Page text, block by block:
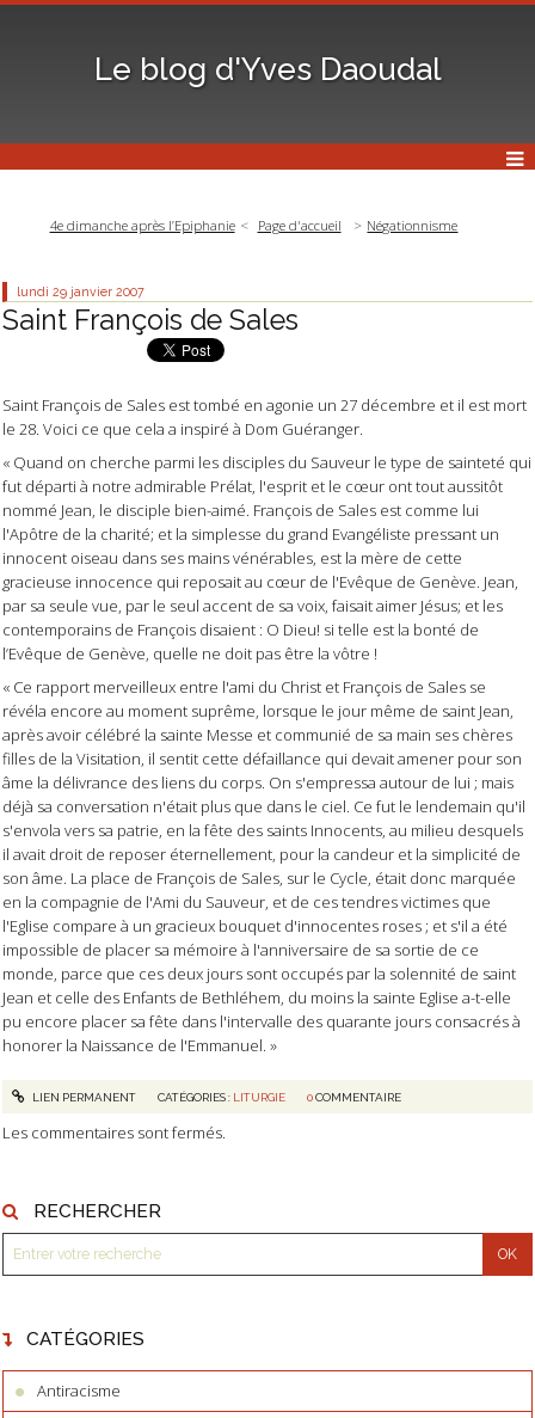
Le blog d'Yves Daoudal
RECHERCHER
CATÉGORIES
Antiracisme
4e dimanche après l’Epiphanie Page d'accueil Négationnisme
lundi 29 janvier 2007
Saint François de Sales
Saint François de Sales est tombé en agonie un 27 décembre et il est mort
le 28. Voici ce que cela a inspiré à Dom Guéranger.
« Quand on cherche parmi les disciples du Sauveur le type de sainteté qui
fut départi à notre admirable Prélat, l'esprit et le cœur ont tout aussitôt
nommé Jean, le disciple bien-aimé. François de Sales est comme lui
l'Apôtre de la charité; et la simplesse du grand Evangéliste pressant un
innocent oiseau dans ses mains vénérables, est la mère de cette
gracieuse innocence qui reposait au cœur de l'Evêque de Genève. Jean,
par sa seule vue, par le seul accent de sa voix, faisait aimer Jésus; et les
contemporains de François disaient : O Dieu! si telle est la bonté de
l’Evêque de Genève, quelle ne doit pas être la vôtre !
« Ce rapport merveilleux entre l'ami du Christ et François de Sales se
révéla encore au moment suprême, lorsque le jour même de saint Jean,
après avoir célébré la sainte Messe et communié de sa main ses chères
filles de la Visitation, il sentit cette défaillance qui devait amener pour son
âme la délivrance des liens du corps. On s'empressa autour de lui ; mais
déjà sa conversation n'était plus que dans le ciel. Ce fut le lendemain qu'il
s'envola vers sa patrie, en la fête des saints Innocents, au milieu desquels
il avait droit de reposer éternellement, pour la candeur et la simplicité de
son âme. La place de François de Sales, sur le Cycle, était donc marquée
en la compagnie de l'Ami du Sauveur, et de ces tendres victimes que
l'Eglise compare à un gracieux bouquet d'innocentes roses ; et s'il a été
impossible de placer sa mémoire à l'anniversaire de sa sortie de ce
monde, parce que ces deux jours sont occupés par la solennité de saint
Jean et celle des Enfants de Bethléhem, du moins la sainte Eglise a-t-elle
pu encore placer sa fête dans l'intervalle des quarante jours consacrés à
honorer la Naissance de l'Emmanuel. »
LIEN PERMANENT CATÉGORIES : LITURGIE 0COMMENTAIRE
Les commentaires sont fermés.